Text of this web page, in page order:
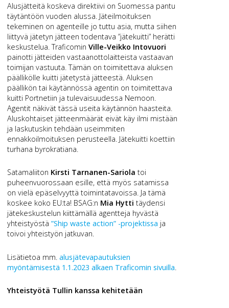
Alusjätteitä koskeva direktiivi on Suomessa pantu
täytäntöön vuoden alussa. Jäteilmoituksen
tekeminen on agenteille jo tuttu asia, mutta siihen
liittyvä jätetyn jätteen todentava ”jätekuitti” herätti
keskustelua. TraficominVille-Veikko Intovuori
painotti jätteiden vastaanottolaitteista vastaavan
toimijan vastuuta. Tämän on toimitettava aluksen
päällikölle kuitti jätetystä jätteestä. Aluksen
päällikön tai käytännössä agentin on toimitettava
kuitti Portnetiin ja tulevaisuudessa Nemoon.
Agentit näkivät tässä useita käytännön haasteita.
Aluskohtaiset jätteenmäärät eivät käy ilmi mistään
ja laskutuskin tehdään useimmiten
ennakkoilmoituksen perusteella. Jätekuitti koettiin
turhana byrokratiana.
Satamaliiton Kirsti Tarnanen-Sariola toi
puheenvuorossaan esille, että myös satamissa
on vielä epäselvyyttä toimintatavoissa. Ja tämä
koskee koko EU:ta! BSAG:n Mia Hytti täydensi
jätekeskustelun kiittämällä agentteja hyvästä
yhteistyöstä ”Ship waste action” -projektissa ja
toivoi yhteistyön jatkuvan.
Lisätietoa mm.alusjätevapautuksien
myöntämisestä 1.1.2023 alkaen Traficomin sivuilla.
Yhteistyötä Tullin kanssa kehitetään